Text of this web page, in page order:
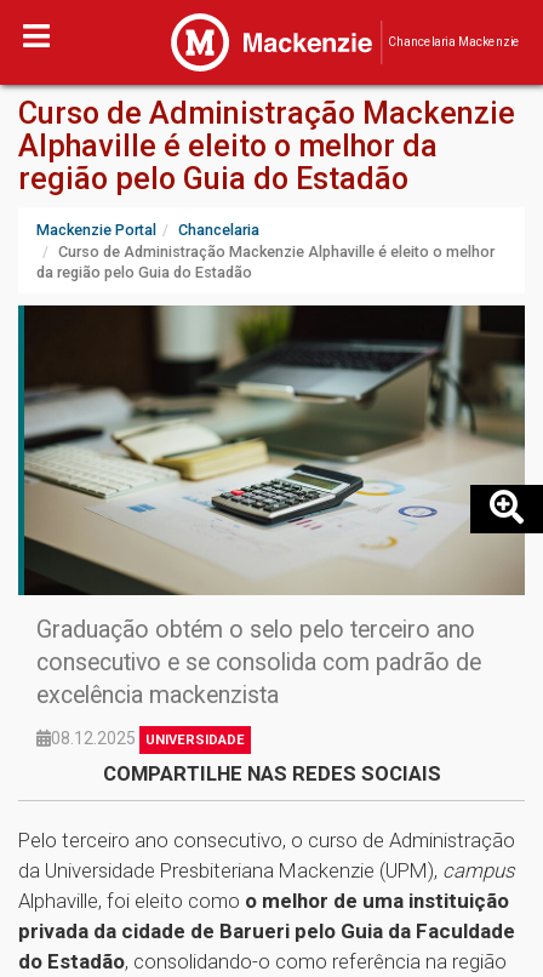
Chancelaria Mackenzie
Curso de Administração Mackenzie
Alphaville é eleito o melhor da
região pelo Guia do Estadão
Mackenzie Portal
Chancelaria
Curso de Administração Mackenzie Alphaville é eleito o melhor
da região pelo Guia do Estadão
Graduação obtém o selo pelo terceiro ano
consecutivo e se consolida com padrão de
excelência mackenzista
08.12.2025 UNIVERSIDADE
COMPARTILHE NAS REDES SOCIAIS
Pelo terceiro ano consecutivo, o curso de Administração
da Universidade Presbiteriana Mackenzie (UPM), campus
Alphaville, foi eleito como o melhor de uma instituição
privada da cidade de Barueri pelo Guia da Faculdade
do Estadão, consolidando-o como referência na região